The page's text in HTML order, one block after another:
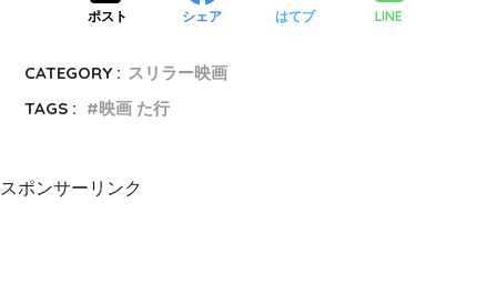
ローレンの旅路の話だったと分かるところもまた
ポスト シェア はてブ LINE
CATEGORY : スリラー映画
TAGS :
映画 た行
スポンサーリンク